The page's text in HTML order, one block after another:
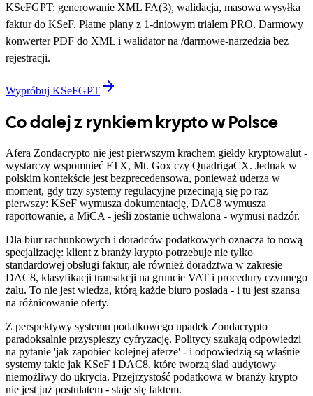
KSeFGPT: generowanie XML FA(3), walidacja, masowa wysyłka
faktur do KSeF. Płatne plany z 1-dniowym trialem PRO. Darmowy
konwerter PDF do XML i walidator na /darmowe-narzedzia bez
rejestracji.
Wypróbuj KSeFGPT
Co dalej z rynkiem krypto w Polsce
Afera Zondacrypto nie jest pierwszym krachem giełdy kryptowalut -
wystarczy wspomnieć FTX, Mt. Gox czy QuadrigaCX. Jednak w
polskim kontekście jest bezprecedensowa, ponieważ uderza w
moment, gdy trzy systemy regulacyjne przecinają się po raz
pierwszy: KSeF wymusza dokumentację, DAC8 wymusza
raportowanie, a MiCA - jeśli zostanie uchwalona - wymusi nadzór.
Dla biur rachunkowych i doradców podatkowych oznacza to nową
specjalizację: klient z branży krypto potrzebuje nie tylko
standardowej obsługi faktur, ale również doradztwa w zakresie
DAC8, klasyfikacji transakcji na gruncie VAT i procedury czynnego
żalu. To nie jest wiedza, którą każde biuro posiada - i tu jest szansa
na różnicowanie oferty.
Z perspektywy systemu podatkowego upadek Zondacrypto
paradoksalnie przyspieszy cyfryzację. Politycy szukają odpowiedzi
na pytanie 'jak zapobiec kolejnej aferze' - i odpowiedzią są właśnie
systemy takie jak KSeF i DAC8, które tworzą ślad audytowy
niemożliwy do ukrycia. Przejrzystość podatkowa w branży krypto
nie jest już postulatem - staje się faktem.